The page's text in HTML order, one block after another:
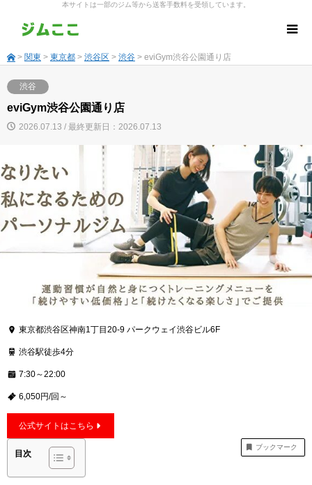
本サイトは一部のジム等から送客手数料を受領しています。
> 関東 > 東京都 > 渋谷区 > 渋谷 > eviGym渋谷公園通り店
渋谷
eviGym渋谷公園通り店
2026.07.13 / 最終更新日：2026.07.13
東京都渋谷区神南1丁目20-9 パークウェイ渋谷ビル6F
渋谷駅徒歩4分
7:30～22:00
6,050円/回～
公式サイトはこちら
ブックマーク
目次